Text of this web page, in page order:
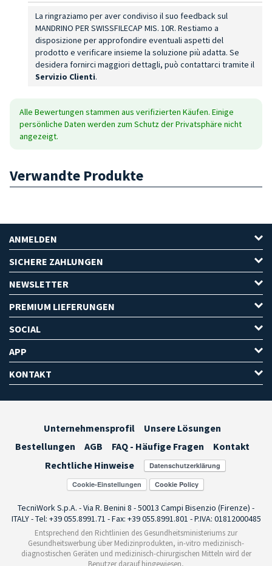
La ringraziamo per aver condiviso il suo feedback sul
MANDRINO PER SWISSFILECAP MIS. 10R. Restiamo a
disposizione per approfondire eventuali aspetti del
prodotto e verificare insieme la soluzione più adatta. Se
desidera fornirci maggiori dettagli, può contattarci tramite il
Servizio Clienti.
Alle Bewertungen stammen aus verifizierten Käufen. Einige
persönliche Daten werden zum Schutz der Privatsphäre nicht
angezeigt.
Verwandte Produkte
ANMELDEN
SICHERE ZAHLUNGEN
NEWSLETTER
PREMIUM LIEFERUNGEN
SOCIAL
APP
KONTAKT
Unternehmensprofil
Unsere Lösungen
Bestellungen
AGB FAQ - Häufige Fragen
Kontakt
Rechtliche Hinweise
Cookie-Einstellungen
TecniWork S.p.A. - Via R. Benini 8 - 50013 Campi Bisenzio (Firenze) -
ITALY - Tel: +39 055.8991.71 - Fax: +39 055.8991.801 - P.IVA: 01812000485
Entsprechend den Richtlinien des Gesundheitsministeriums zur
Gesundheitswerbung über Medizinprodukten, in-vitro medizinisch-
diagnostischen Geräten und medizinisch-chirurgischen Mitteln wird der
Benutzer darauf hingewiesen,